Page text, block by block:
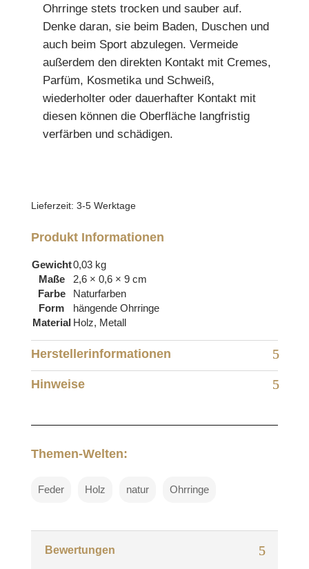
Ohrringe stets trocken und sauber auf.
Denke daran, sie beim Baden, Duschen und
auch beim Sport abzulegen. Vermeide
außerdem den direkten Kontakt mit Cremes,
Parfüm, Kosmetika und Schweiß,
wiederholter oder dauerhafter Kontakt mit
diesen können die Oberfläche langfristig
verfärben und schädigen.
Lieferzeit: 3-5 Werktage
Produkt Informationen
Gewicht0,03 kg
Maße
2,6 × 0,6 × 9 cm
Farbe
Naturfarben
Form
hängende Ohrringe
Material Holz, Metall
Herstellerinformationen
Hinweise
Themen-Welten:
Feder Holz natur Ohrringe
Bewertungen